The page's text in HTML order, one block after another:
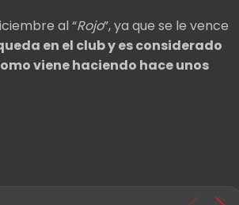
al “Rojo”, ya que se le vence
en el club y es considerado
viene haciendo hace unos